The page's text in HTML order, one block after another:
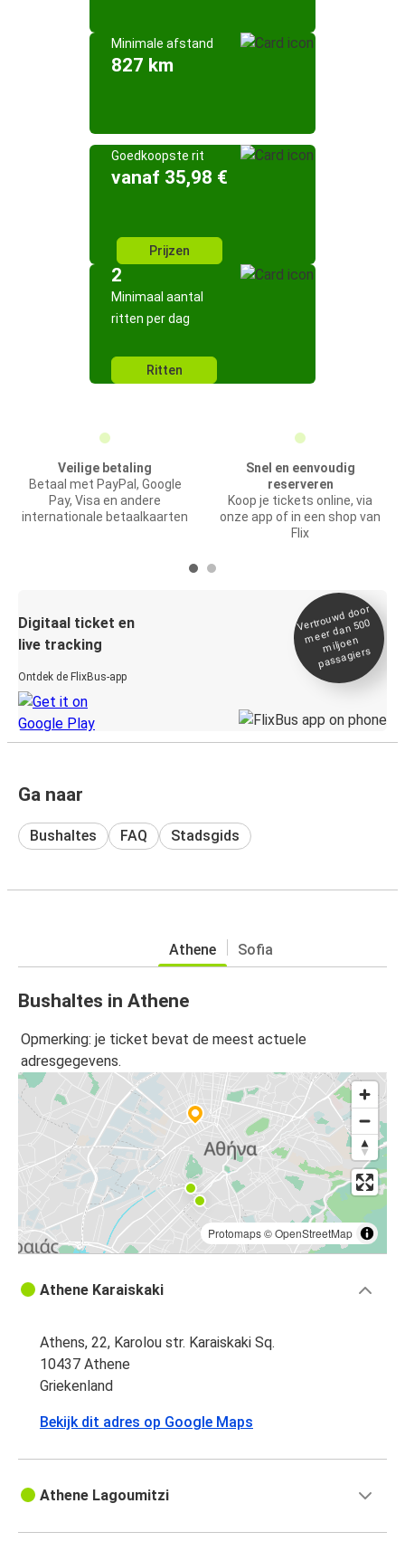
Minimale afstand
827 km
Goedkoopste rit
vanaf 35,98 €
Prijzen
2
Minimaal aantal
ritten per dag
Ritten
Veilige betaling
Betaal met PayPal, Google
Pay, Visa en andere
internationale betaalkaarten
Snel en eenvoudig
reserveren
Koop je tickets online, via
onze app of in een shop van
Flix
Digitaal ticket en
live tracking
Ontdek de FlixBus-app
Vertrou
wd door
meer dan 500
miljoen
passagiers
Ga naar
Bushaltes FAQ Stadsgids
Athene Sofia
Bushaltes in Athene
Opmerking: je ticket bevat de meest actuele
adresgegevens.
Protomaps©OpenStreetMap
Athene Karaiskaki
Athens, 22, Karolou str. Karaiskaki Sq.
10437 Athene
Griekenland
Bekijk dit adres op Google Maps
Athene Lagoumitzi